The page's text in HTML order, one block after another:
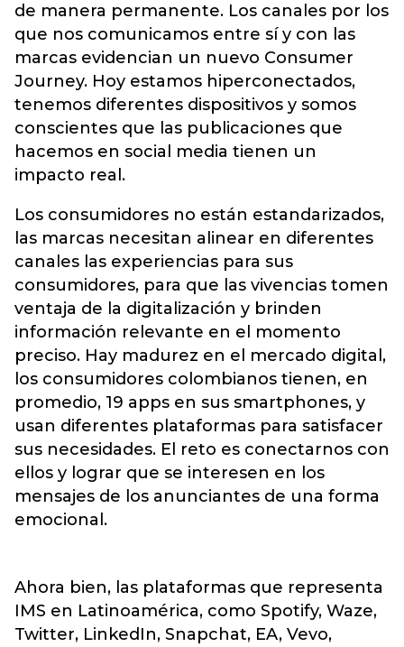
de manera permanente. Los canales por los
que nos comunicamos entre sí y con las
marcas evidencian un nuevo Consumer
Journey. Hoy estamos hiperconectados,
tenemos diferentes dispositivos y somos
conscientes que las publicaciones que
hacemos en social media tienen un
impacto real.
Los consumidores no están estandarizados,
las marcas necesitan alinear en diferentes
canales las experiencias para sus
consumidores, para que las vivencias tomen
ventaja de la digitalización y brinden
información relevante en el momento
preciso. Hay madurez en el mercado digital,
los consumidores colombianos tienen, en
promedio, 19 apps en sus smartphones, y
usan diferentes plataformas para satisfacer
sus necesidades. El reto es conectarnos con
ellos y lograr que se interesen en los
mensajes de los anunciantes de una forma
emocional.
Ahora bien, las plataformas que representa
IMS en Latinoamérica, como Spotify, Waze,
Twitter, LinkedIn, Snapchat, EA, Vevo,